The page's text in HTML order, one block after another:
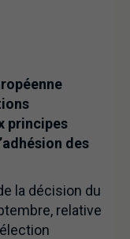
principes
des
la décision du
relative